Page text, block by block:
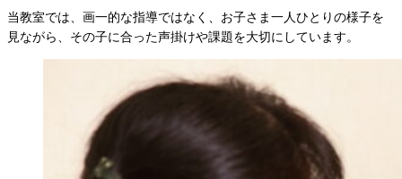
当教室では、画一的な指導ではなく、お子さま一人ひとりの様子を
見ながら、その子に合った声掛けや課題を大切にしています。